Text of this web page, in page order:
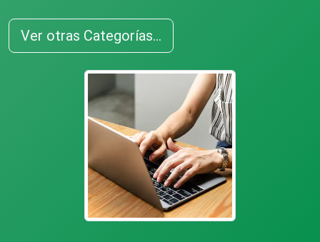
Ver otras Categorías...